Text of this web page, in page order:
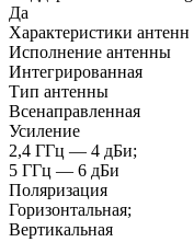
Да
Характеристики антенн
Исполнение антенны
Интегрированная
Тип антенны
Всенаправленная
Усиление
2,4 ГГц — 4 дБи;
5 ГГц — 6 дБи
Поляризация
Горизонтальная;
Вертикальная